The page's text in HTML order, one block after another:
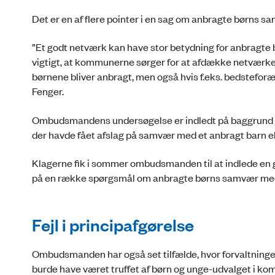
Det er en af flere pointer i en sag om anbragte børns
”Et godt netværk kan have stor betydning for
vigtigt, at kommunerne sørger for at afdække
børnene bliver anbragt, men også hvis f.eks.
Fenger.
Ombudsmandens undersøgelse er indledt på
der havde fået afslag på samvær med et anbragt barn
Klagerne fik i sommer ombudsmanden til at indlede
på en række spørgsmål om anbragte børns samvær
Fejl i principafgørelse
Ombudsmanden har også set tilfælde, hvor
burde have været truffet af børn og unge-udvalget i